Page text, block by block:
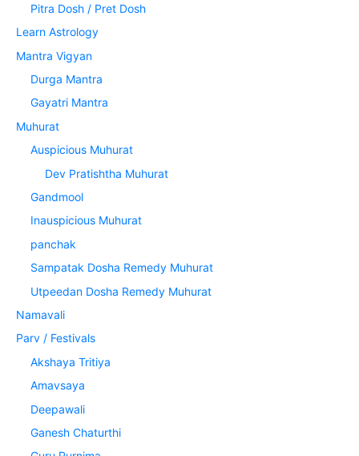
Pitra Dosh / Pret Dosh
Learn Astrology
Mantra Vigyan
Durga Mantra
Gayatri Mantra
Muhurat
Auspicious Muhurat
Dev Pratishtha Muhurat
Gandmool
Inauspicious Muhurat
panchak
Sampatak Dosha Remedy Muhurat
Utpeedan Dosha Remedy Muhurat
Namavali
Parv / Festivals
Akshaya Tritiya
Amavsaya
Deepawali
Ganesh Chaturthi